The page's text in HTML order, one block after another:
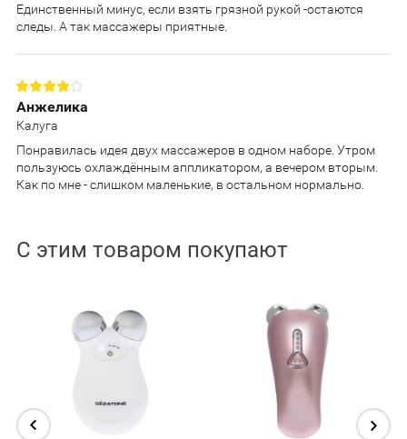
Единственный минус, если взять грязной рукой -остаются
следы. А так массажеры приятные.
Анжелика
Калуга
Понравилась идея двух массажеров в одном наборе. Утром
пользуюсь охлаждённым аппликатором, а вечером вторым.
Как по мне - слишком маленькие, в остальном нормально.
С этим товаром покупают